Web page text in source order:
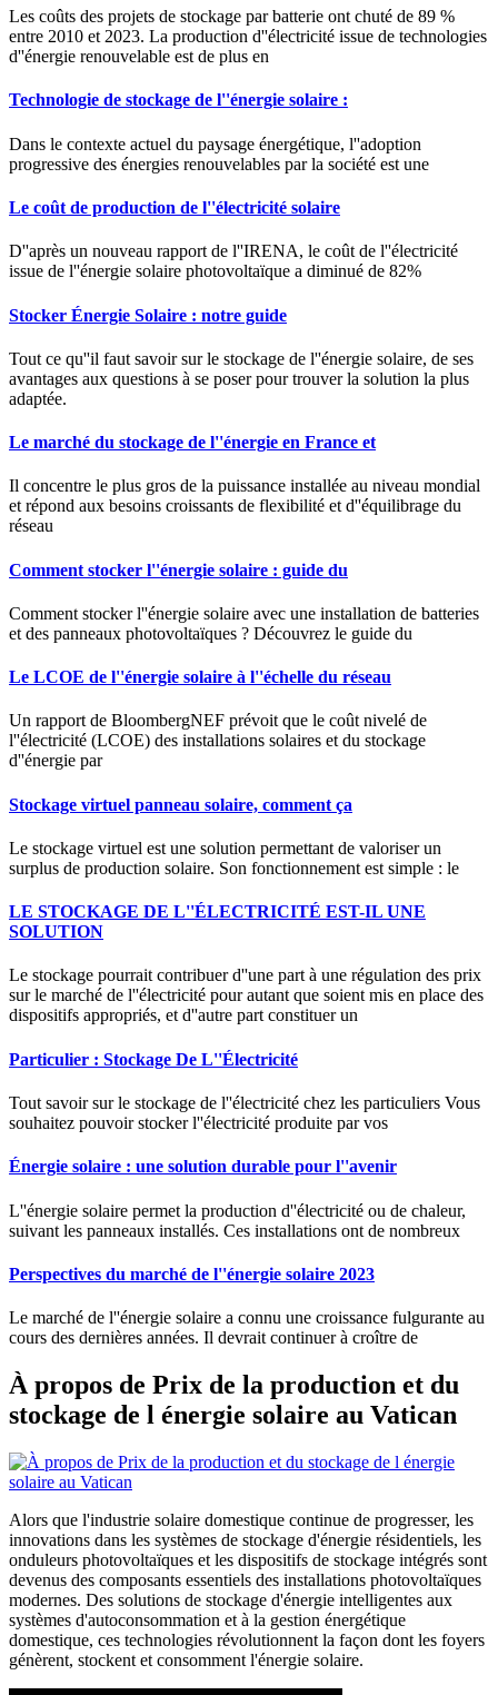
Les coûts des projets de stockage par batterie ont chuté de 89 %
entre 2010 et 2023. La production d''électricité issue de technologies
d''énergie renouvelable est de plus en
Technologie de stockage de l''énergie solaire :
Dans le contexte actuel du paysage énergétique, l''adoption
progressive des énergies renouvelables par la société est une
Le coût de production de l''électricité solaire
D''après un nouveau rapport de l''IRENA, le coût de l''électricité
issue de l''énergie solaire photovoltaïque a diminué de 82%
Stocker Énergie Solaire : notre guide
Tout ce qu''il faut savoir sur le stockage de l''énergie solaire, de ses
avantages aux questions à se poser pour trouver la solution la plus
adaptée.
Le marché du stockage de l''énergie en France et
Il concentre le plus gros de la puissance installée au niveau mondial
et répond aux besoins croissants de flexibilité et d''équilibrage du
réseau
Comment stocker l''énergie solaire : guide du
Comment stocker l''énergie solaire avec une installation de batteries
et des panneaux photovoltaïques ? Découvrez le guide du
Le LCOE de l''énergie solaire à l''échelle du réseau
Un rapport de BloombergNEF prévoit que le coût nivelé de
l''électricité (LCOE) des installations solaires et du stockage
d''énergie par
Stockage virtuel panneau solaire, comment ça
Le stockage virtuel est une solution permettant de valoriser un
surplus de production solaire. Son fonctionnement est simple : le
LE STOCKAGE DE L''ÉLECTRICITÉ EST-IL UNE
SOLUTION
Le stockage pourrait contribuer d''une part à une régulation des prix
sur le marché de l''électricité pour autant que soient mis en place des
dispositifs appropriés, et d''autre part constituer un
Particulier : Stockage De L''Électricité
Tout savoir sur le stockage de l''électricité chez les particuliers Vous
souhaitez pouvoir stocker l''électricité produite par vos
Énergie solaire : une solution durable pour l''avenir
L''énergie solaire permet la production d''électricité ou de chaleur,
suivant les panneaux installés. Ces installations ont de nombreux
Perspectives du marché de l''énergie solaire 2023
Le marché de l''énergie solaire a connu une croissance fulgurante au
cours des dernières années. Il devrait continuer à croître de
À propos de Prix de la production et du
stockage de l énergie solaire au Vatican
Alors que l'industrie solaire domestique continue de progresser, les
innovations dans les systèmes de stockage d'énergie résidentiels, les
onduleurs photovoltaïques et les dispositifs de stockage intégrés sont
devenus des composants essentiels des installations photovoltaïques
modernes. Des solutions de stockage d'énergie intelligentes aux
systèmes d'autoconsommation et à la gestion énergétique
domestique, ces technologies révolutionnent la façon dont les foyers
génèrent, stockent et consomment l'énergie solaire.